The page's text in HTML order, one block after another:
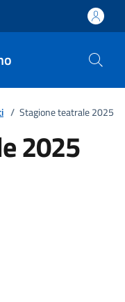
/ Stagione teatrale 2025
2025